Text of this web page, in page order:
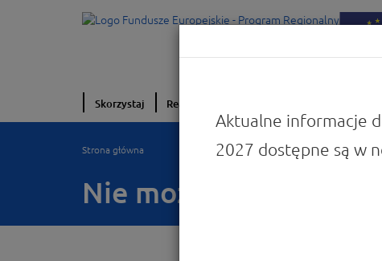
Skorzystaj Realizuję projekt
Strona główna
Nie można wyświetlić
Aktualne informacje
2027 dostępne są w